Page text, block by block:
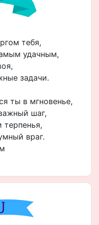
тебя,
удачным,
задачи.
ты в мгновенье,
шаг,
терпенья,
враг.